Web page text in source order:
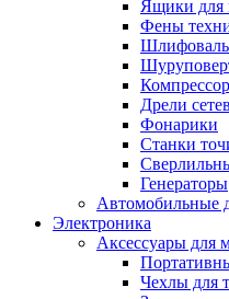
Ящики для
Фены
Дрели
Фонарики
Станки
Генераторы
Автомобильные
Электроника
Аксессуары для
Чехлы для